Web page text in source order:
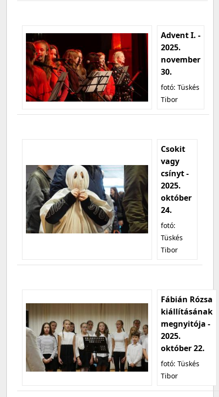
Advent I. -
2025.
november
30.
fotó: Tüskés
Tibor
Csokit
vagy
csínyt -
2025.
október
24.
fotó:
Tüskés
Tibor
Fábián Rózsa
kiállításának
megnyitója -
2025.
október 22.
fotó: Tüskés
Tibor